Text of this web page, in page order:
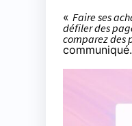
« Faire ses
défiler des
comparez des
communiqué.